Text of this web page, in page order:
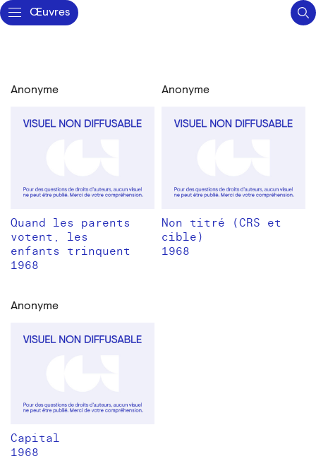
Œuvres
Anonyme
Quand les parents
votent, les
enfants trinquent
1968
Anonyme
Non titré (CRS et
cible)
1968
Anonyme
Capital
1968